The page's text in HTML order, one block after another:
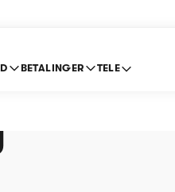
BETALINGER TELE